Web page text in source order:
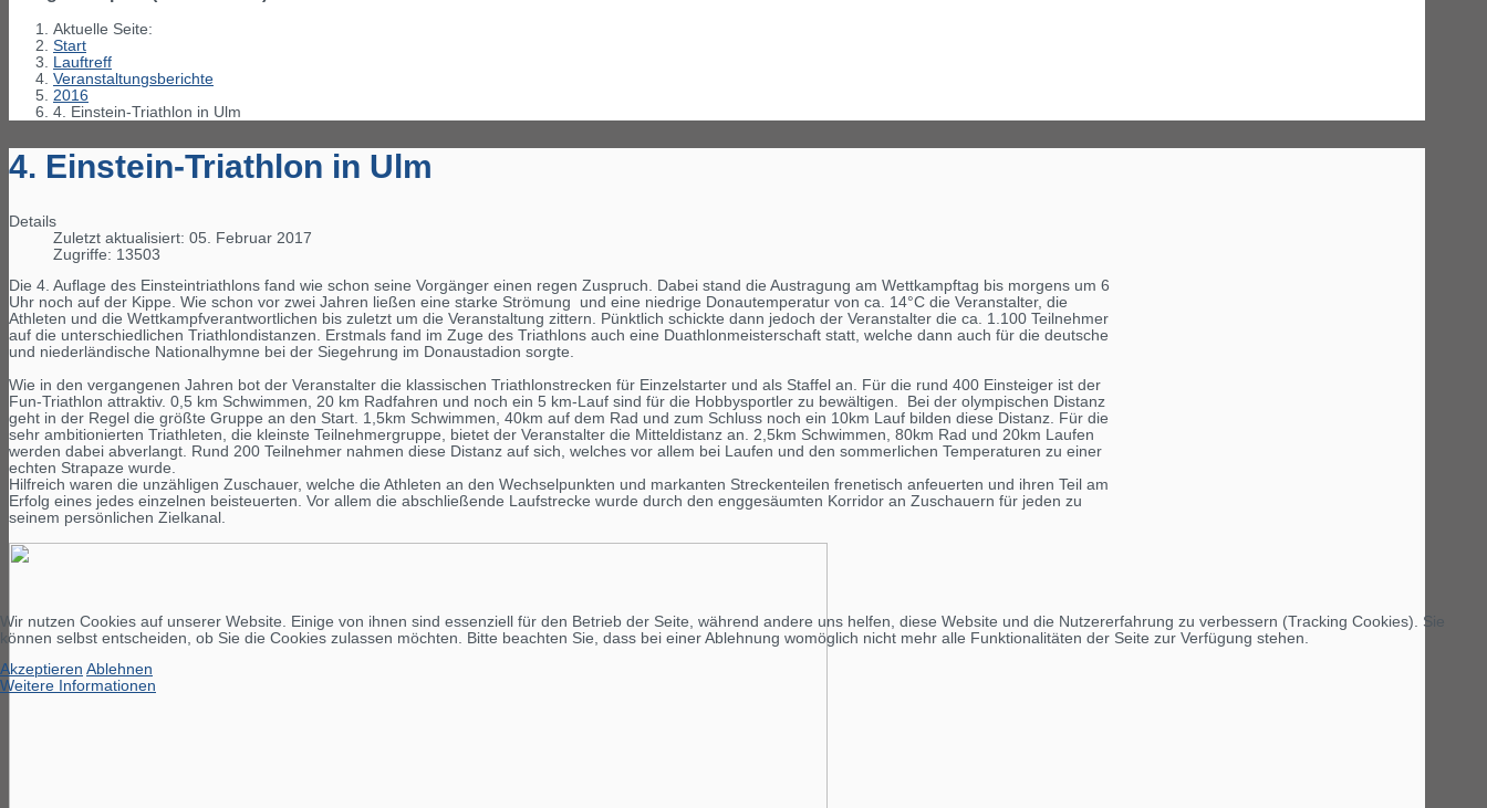
Aktuelle Seite:
Start
Lauftreff
Veranstaltungsberichte
2016
4. Einstein-Triathlon in Ulm
4. Einstein-Triathlon in Ulm
Details
Zuletzt aktualisiert: 05. Februar 2017
Zugriffe: 13503
Die 4. Auflage des Einsteintriathlons fand wie schon seine Vorgänger einen regen Zuspruch. Dabei stand die Austragung am Wettkampftag bis morgens um 6
Uhr noch auf der Kippe. Wie schon vor zwei Jahren ließen eine starke Strömung und eine niedrige Donautemperatur von ca. 14°C die Veranstalter, die
Athleten und die Wettkampfverantwortlichen bis zuletzt um die Veranstaltung zittern. Pünktlich schickte dann jedoch der Veranstalter die ca. 1.100 Teilnehmer
auf die unterschiedlichen Triathlondistanzen. Erstmals fand im Zuge des Triathlons auch eine Duathlonmeisterschaft statt, welche dann auch für die deutsche
und niederländische Nationalhymne bei der Siegehrung im Donaustadion sorgte.
Wie in den vergangenen Jahren bot der Veranstalter die klassischen Triathlonstrecken für Einzelstarter und als Staffel an. Für die rund 400 Einsteiger ist der
Fun-Triathlon attraktiv. 0,5 km Schwimmen, 20 km Radfahren und noch ein 5 km-Lauf sind für die Hobbysportler zu bewältigen. Bei der olympischen Distanz
geht in der Regel die größte Gruppe an den Start. 1,5km Schwimmen, 40km auf dem Rad und zum Schluss noch ein 10km Lauf bilden diese Distanz. Für die
sehr ambitionierten Triathleten, die kleinste Teilnehmergruppe, bietet der Veranstalter die Mitteldistanz an. 2,5km Schwimmen, 80km Rad und 20km Laufen
werden dabei abverlangt. Rund 200 Teilnehmer nahmen diese Distanz auf sich, welches vor allem bei Laufen und den sommerlichen Temperaturen zu einer
echten Strapaze wurde.
Hilfreich waren die unzähligen Zuschauer, welche die Athleten an den Wechselpunkten und markanten Streckenteilen frenetisch anfeuerten und ihren Teil am
Erfolg eines jedes einzelnen beisteuerten. Vor allem die abschließende Laufstrecke wurde durch den enggesäumten Korridor an Zuschauern für jeden zu
seinem persönlichen Zielkanal.
Wir nutzen Cookies auf unserer Website. Einige von ihnen sind essenziell für den Betrieb der Seite, während andere uns helfen, diese Website und die Nutzererfahrung zu verbessern (Tracking Cookies). Sie
können selbst entscheiden, ob Sie die Cookies zulassen möchten. Bitte beachten Sie, dass bei einer Ablehnung womöglich nicht mehr alle Funktionalitäten der Seite zur Verfügung stehen.
Akzeptieren Ablehnen
Weitere Informationen